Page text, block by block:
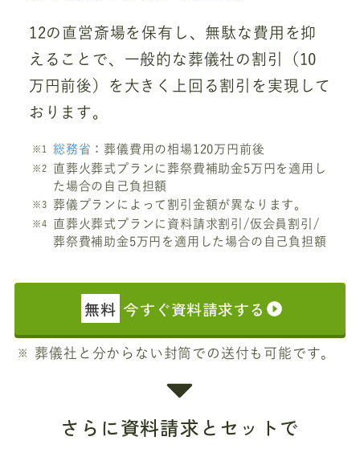
12の直営斎場を保有し、無駄な費用を抑
えることで、一般的な葬儀社の割引（10
万円前後）を大きく上回る割引を実現して
おります。
総務省 ：葬儀費用の相場120万円前後
直葬火葬式プランに葬祭費補助金5万円を適用し
た場合の自己負担額
葬儀プランによって割引金額が異なります。
直葬火葬式プランに資料請求割引/仮会員割引/
葬祭費補助金5万円を適用した場合の自己負担額
無料 今すぐ資料請求する
葬儀社と分からない封筒での送付も可能です。
さらに資料請求とセットで